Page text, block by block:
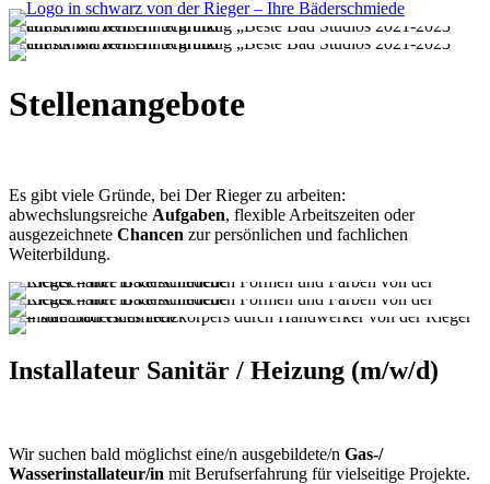
Stellen­angebote
Es gibt viele Gründe, bei Der Rieger zu arbeiten:
abwechslungsreiche Aufgaben, flexible Arbeitszeiten oder
ausgezeichnete Chancen zur persönlichen und fachlichen
Weiterbildung.
Installateur Sanitär / Heizung (m/w/d)
Wir suchen bald möglichst eine/n ausgebildete/n Gas-/
Wasserinstallateur/in mit Berufserfahrung für vielseitige Projekte.